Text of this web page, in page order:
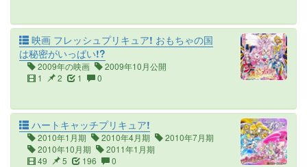
映画 フレッシュプリキュア! おもちゃの国
は秘密がいっぱい!?
2009年の映画
2009年10月公開
1
2 1 0
ハートキャッチプリキュア!
2010年1月期 2010年4月期
2010年7月期
2010年10月期
2011年1月期
49
5 196 0